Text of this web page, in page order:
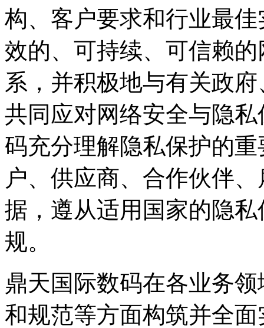
构、客户要求和行业最
效的、可持续、可信
系，并积极地与有关政府
共同应对网络安全与隐
码充分理解隐私保护的重要
户、供应商、合作伙
据，遵从适用国家的
规。
鼎天国际数码在各业务领域从
和规范等方面构筑并全